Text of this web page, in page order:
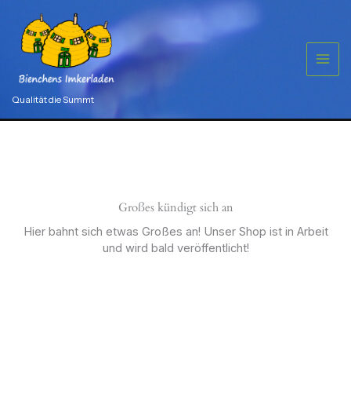
Inhalt
springen
Qualität die Summt
Großes kündigt sich an
Hier bahnt sich etwas Großes an! Unser Shop ist in Arbeit
und wird bald veröffentlicht!